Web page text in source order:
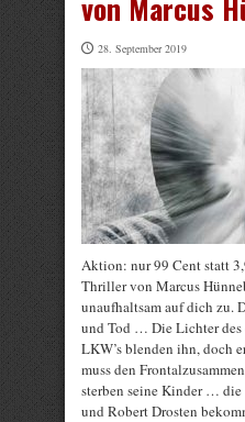
28. September 2019
Aktion: nur 99 Cent statt
Thriller von Marcus
unaufhaltsam auf dich zu.
und Tod … Die Lichter des
LKW’s blenden ihn, doch
muss den
sterben seine Kinder … die
und Robert Drosten